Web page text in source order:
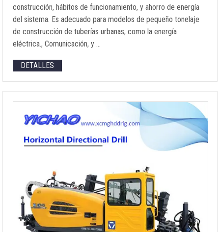
construcción, hábitos de funcionamiento, y ahorro de energía
del sistema. Es adecuado para modelos de pequeño tonelaje
de construcción de tuberías urbanas, como la energía
eléctrica., Comunicación, y …
DETALLES